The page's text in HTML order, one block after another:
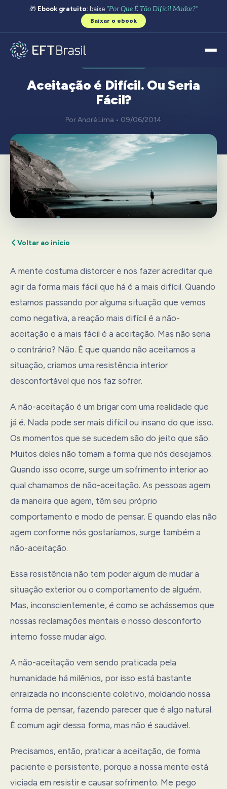
🎁 Ebook gratuito: baixe "Por Que É Tão Difícil Mudar?"
Baixar o ebook
Aceitação é Difícil. Ou Seria
Fácil?
Por André Lima • 09/06/2014
Voltar ao início
A mente costuma distorcer e nos fazer acreditar que
agir da forma mais fácil que há é a mais difícil. Quando
estamos passando por alguma situação que vemos
como negativa, a reação mais difícil é a não-
aceitação e a mais fácil é a aceitação. Mas não seria
o contrário? Não. É que quando não aceitamos a
situação, criamos uma resistência interior
desconfortável que nos faz sofrer.
A não-aceitação é um brigar com uma realidade que
já é. Nada pode ser mais difícil ou insano do que isso.
Os momentos que se sucedem são do jeito que são.
Muitos deles não tomam a forma que nós desejamos.
Quando isso ocorre, surge um sofrimento interior ao
qual chamamos de não-aceitação. As pessoas agem
da maneira que agem, têm seu próprio
comportamento e modo de pensar. E quando elas não
agem conforme nós gostaríamos, surge também a
não-aceitação.
Essa resistência não tem poder algum de mudar a
situação exterior ou o comportamento de alguém.
Mas, inconscientemente, é como se achássemos que
nossas reclamações mentais e nosso desconforto
interno fosse mudar algo.
A não-aceitação vem sendo praticada pela
humanidade há milênios, por isso está bastante
enraizada no inconsciente coletivo, moldando nossa
forma de pensar, fazendo parecer que é algo natural.
É comum agir dessa forma, mas não é saudável.
Precisamos, então, praticar a aceitação, de forma
paciente e persistente, porque a nossa mente está
viciada em resistir e causar sofrimento. Me pego